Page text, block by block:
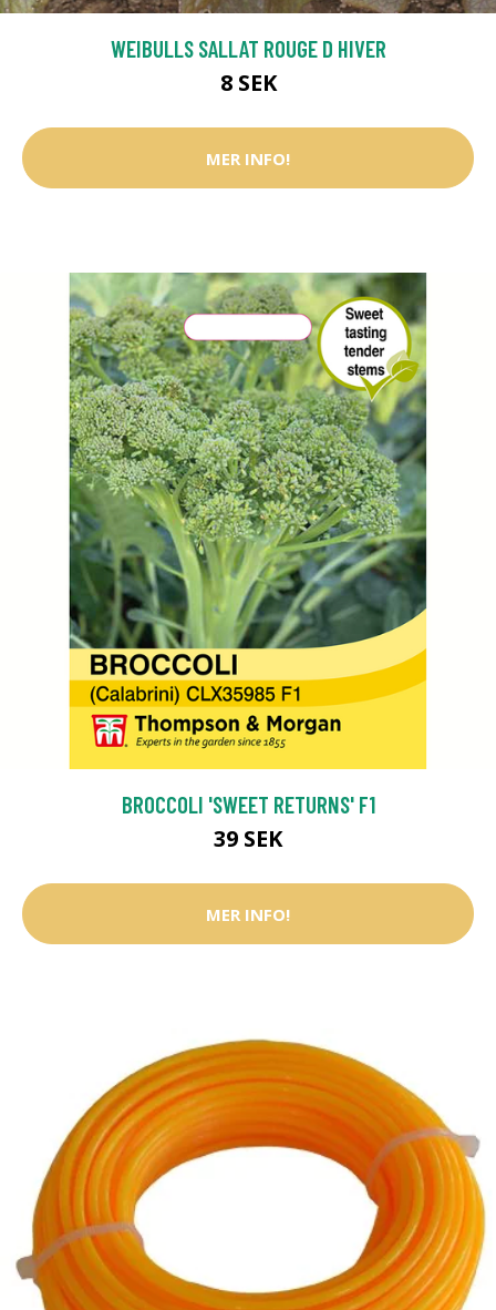
WEIBULLS SALLAT ROUGE D HIVER
8 SEK
MER INFO!
BROCCOLI 'SWEET RETURNS' F1
39 SEK
MER INFO!